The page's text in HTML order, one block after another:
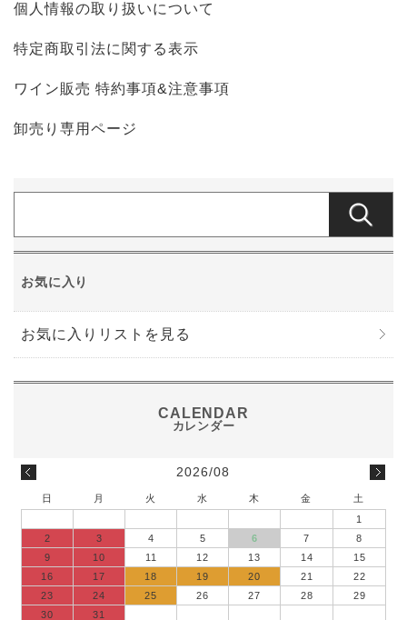
個人情報の取り扱いについて
特定商取引法に関する表示
ワイン販売 特約事項&注意事項
卸売り専用ページ
お気に入り
お気に入りリストを見る
2026/08
日 月 火 水 木 金
土
1
2
3 4 5 6 7
8
9
10 11 12 13 14
15
16
17 18 19 20 21
22
23
24 25 26 27 28
29
30
31